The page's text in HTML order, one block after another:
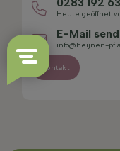
0283 192
Heute geöffnet
E-Mail
info@heijnen-
Kontakt